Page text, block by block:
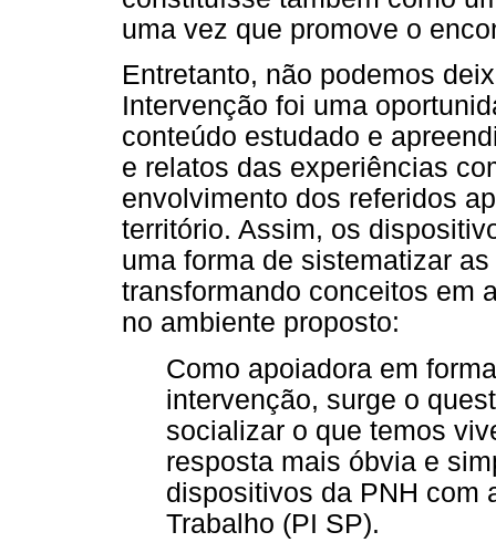
uma vez que promove o
Entretanto, não podemos
Intervenção foi uma
conteúdo estudado e
e relatos das experiências
envolvimento dos referidos
território. Assim, os
uma forma de sistematizar
transformando conceitos em
no ambiente proposto:
Como apoiadora em
intervenção, surge o
socializar o que temos
resposta mais óbvia e
dispositivos da PNH com
Trabalho (PI SP).